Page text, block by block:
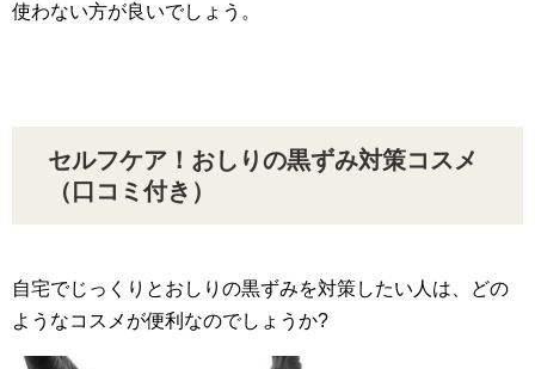
使わない方が良いでしょう。
セルフケア！おしりの黒ずみ対策コスメ
（口コミ付き）
自宅でじっくりとおしりの黒ずみを対策したい人は、どの
ようなコスメが便利なのでしょうか?